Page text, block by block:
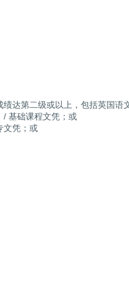
达第二级或以上，包括英国语
/ 基础课程文凭；或
文凭；或